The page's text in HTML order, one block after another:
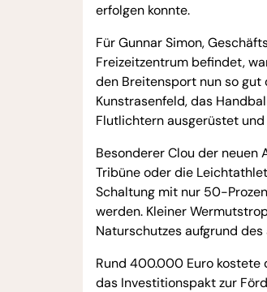
erfolgen konnte.
Für Gunnar Simon,
Freizeitzentrum befindet,
den Breitensport nun so gut
Kunstrasenfeld, das
Flutlichtern ausgerüstet
Besonderer Clou der neuen
Tribüne oder die
Schaltung mit nur 50-
werden. Kleiner
Naturschutzes aufgrund
Rund 400.000 Euro
das Investitionspakt zur